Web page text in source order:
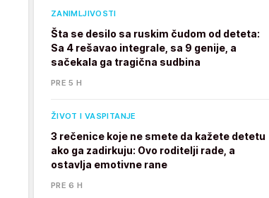
ZANIMLJIVOSTI
Šta se desilo sa ruskim čudom od deteta:
Sa 4 rešavao integrale, sa 9 genije, a
sačekala ga tragična sudbina
PRE 5 H
ŽIVOT I VASPITANJE
3 rečenice koje ne smete da kažete detetu
ako ga zadirkuju: Ovo roditelji rade, a
ostavlja emotivne rane
PRE 6 H